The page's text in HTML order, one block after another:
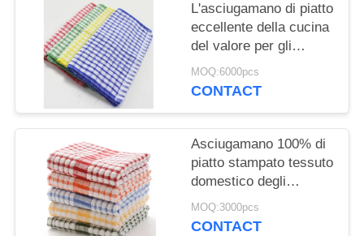
L'asciugamano di piatto
eccellente della cucina
del valore per gli
asciugamani di tè dei
materiali cotone/del
MOQ:6000pcs
CONTACT
Asciugamano 100% di
piatto stampato tessuto
domestico degli
asciugamani di tè della
cucina del cotone
MOQ:3000pcs
CONTACT